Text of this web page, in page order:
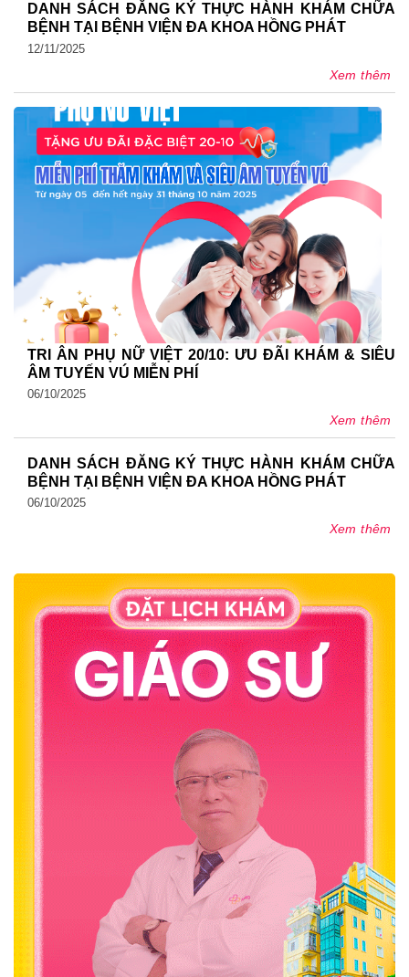
DANH SÁCH ĐĂNG KÝ THỰC HÀNH KHÁM CHỮA
BỆNH TẠI BỆNH VIỆN ĐA KHOA HỒNG PHÁT
12/11/2025
Xem thêm
TRI ÂN PHỤ NỮ VIỆT 20/10: ƯU ĐÃI KHÁM & SIÊU
ÂM TUYẾN VÚ MIỄN PHÍ
06/10/2025
Xem thêm
DANH SÁCH ĐĂNG KÝ THỰC HÀNH KHÁM CHỮA
BỆNH TẠI BỆNH VIỆN ĐA KHOA HỒNG PHÁT
06/10/2025
Xem thêm